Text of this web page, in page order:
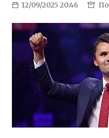
12/09/2025 20:46